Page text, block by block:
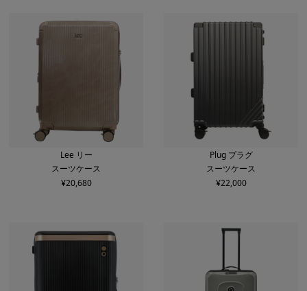
Lee リー
スーツケース
¥20,680
Plug プラグ
スーツケース
¥22,000